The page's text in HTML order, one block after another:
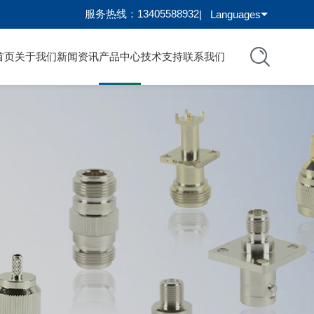
服务热线：13405588932| Languages
页关于我们新闻资讯产品中心技术支持联系我们